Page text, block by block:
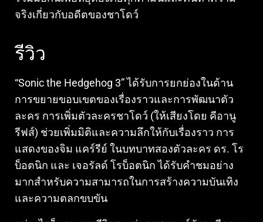
จริงเกี่ยวกับอดีตของชาโดว์
รีวิว
“Sonic the Hedgehog 3” ได้รับการยกย่องในด้าน
การขยายขอบเขตของเรื่องราวและการพัฒนาตัว
ละคร การเพิ่มตัวละครชาโดว์ (ให้เสียงโดย คีอานู
รีฟส์) ช่วยเพิ่มมิติและความลึกให้กับเรื่องราว การ
แสดงของจิม แคร์รีย์ ในบทบาทสองตัวละคร ดร. โร
บ็อตนิก และ เจอรัลด์ โรบ็อตนิก ได้รับคำชมอย่าง
มากสำหรับความสามารถในการสร้างความบันเทิง
และความตลกขบขัน